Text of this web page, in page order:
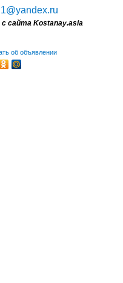
сайта Kostanay.asia
об объявлении